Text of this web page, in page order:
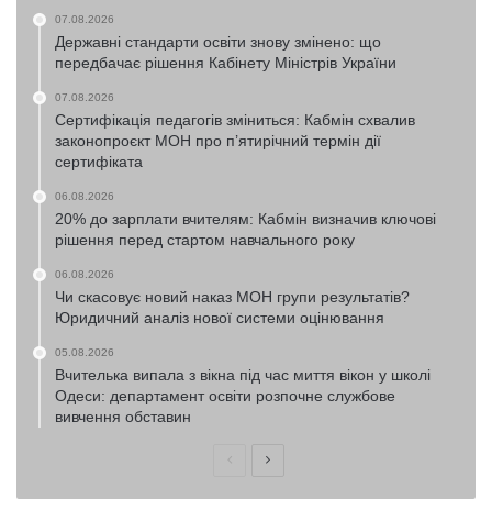
07.08.2026
Державні стандарти освіти знову змінено: що
передбачає рішення Кабінету Міністрів України
07.08.2026
Сертифікація педагогів зміниться: Кабмін схвалив
законопроєкт МОН про п’ятирічний термін дії
сертифіката
06.08.2026
20% до зарплати вчителям: Кабмін визначив ключові
рішення перед стартом навчального року
06.08.2026
Чи скасовує новий наказ МОН групи результатів?
Юридичний аналіз нової системи оцінювання
05.08.2026
Вчителька випала з вікна під час миття вікон у школі
Одеси: департамент освіти розпочне службове
вивчення обставин
ПопередняНаступна